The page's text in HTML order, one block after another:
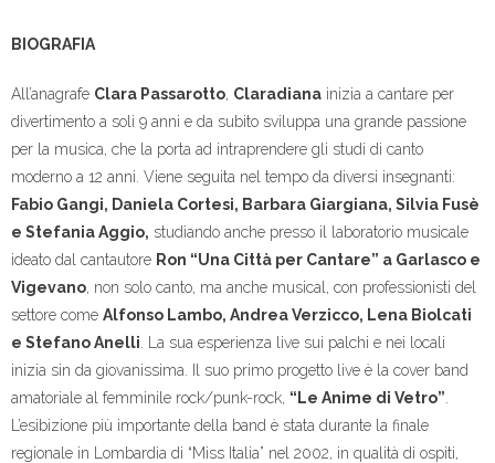
BIOGRAFIA
All’anagrafe Clara Passarotto Claradiana inizia a cantare per
divertimento a soli 9 anni e da subito sviluppa una grande passione
per la musica, che la porta ad intraprendere gli studi di canto
moderno a 12 anni. Viene seguita nel tempo da diversi insegnanti:
Fabio Gangi, Daniela Cortesi, Barbara Giargiana, Silvia Fusè
e Stefania Aggio, studiando anche presso il laboratorio musicale
ideato dal cantautore Ron “Una Città per Cantare” a Garlasco e
Vigevano , non solo canto, ma anche musical, con professionisti del
settore come Alfonso Lambo, Andrea Verzicco, Lena Biolcati
e Stefano Anelli . La sua esperienza live sui palchi e nei locali
inizia sin da giovanissima. Il suo primo progetto live è la cover band
amatoriale al femminile rock/punk-rock, “Le Anime di Vetro”
L’esibizione più importante della band è stata durante la finale
regionale in Lombardia di “Miss Italia” nel 2002, in qualità di ospiti,